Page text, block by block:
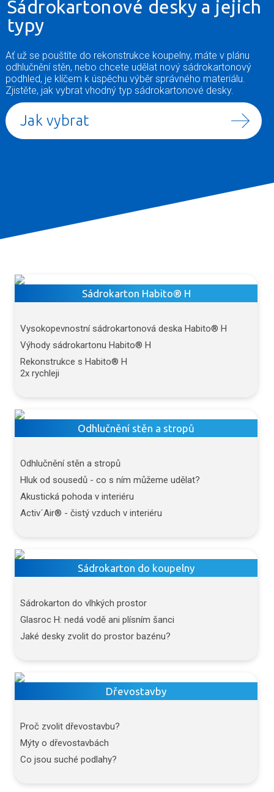
Sádrokartonové desky a jejich
typy
Ať už se pouštíte do rekonstrukce koupelny, máte v plánu
odhlučnění stěn, nebo chcete udělat nový sádrokartonový
podhled, je klíčem k úspěchu výběr správného materiálu.
Zjistěte, jak vybrat vhodný typ sádrokartonové desky.
Jak vybrat
Sádrokarton Habito® H
Vysokopevnostní sádrokartonová deska Habito® H
Výhody sádrokartonu Habito® H
Rekonstrukce s Habito® H
2x rychleji
Odhlučnění stěn a stropů
Odhlučnění stěn a stropů
Hluk od sousedů - co s ním můžeme udělat?
Akustická pohoda v interiéru
Activ´Air® - čistý vzduch v interiéru
Sádrokarton do koupelny
Sádrokarton do vlhkých prostor
Glasroc H: nedá vodě ani plísním šanci
Jaké desky zvolit do prostor bazénu?
Dřevostavby
Proč zvolit dřevostavbu?
Mýty o dřevostavbách
Co jsou suché podlahy?